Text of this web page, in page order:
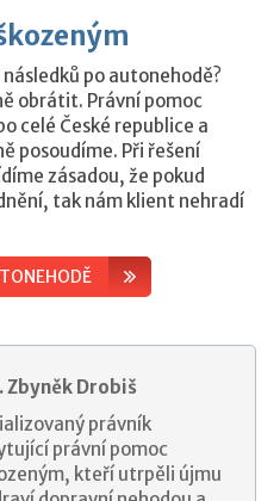
po autonehodě?
obrátit. Právní pomoc
celé České republice a
posoudíme. Při řešení
zásadou, že pokud
tak nám klient nehradí
Zbyněk Drobiš
právník
právní pomoc
kteří utrpěli újmu